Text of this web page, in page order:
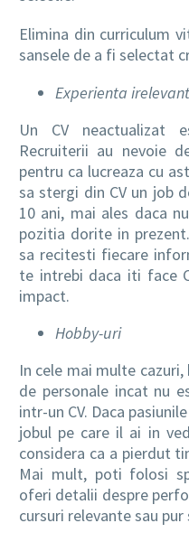
Elimina din curriculum
sansele de a fi selectat
Experienta
Un CV neactualizat
Recruiterii au nevoie
pentru ca lucreaza cu
sa stergi din CV un job
10 ani, mai ales daca
pozitia dorite in
sa recitesti fiecare
te intrebi daca iti face
impact.
Hobby-uri
In cele mai multe
de personale incat nu
intr-un CV. Daca
jobul pe care il ai in
considera ca a pierdut
Mai mult, poti folosi
oferi detalii despre
cursuri relevante sau